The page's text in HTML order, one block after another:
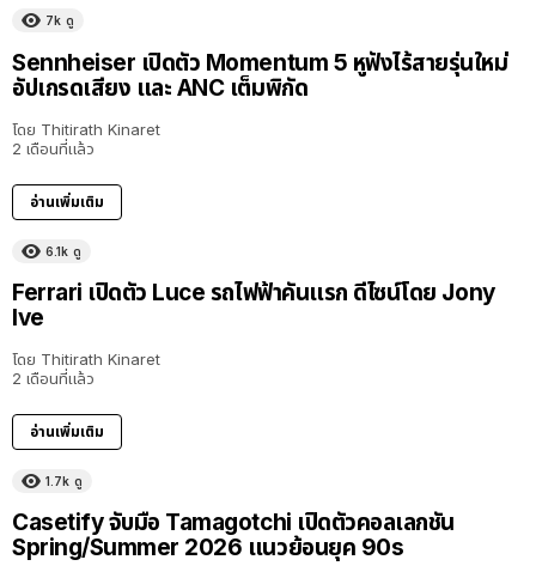
7k ดู
Sennheiser เปิดตัว Momentum 5 หูฟังไร้สายรุ่นใหม่
อัปเกรดเสียง และ ANC เต็มพิกัด
โดย Thitirath Kinaret
2 เดือนที่แล้ว
อ่านเพิ่มเติม
6.1k ดู
Ferrari เปิดตัว Luce รถไฟฟ้าคันแรก ดีไซน์โดย Jony
Ive
โดย Thitirath Kinaret
2 เดือนที่แล้ว
อ่านเพิ่มเติม
1.7k ดู
Casetify จับมือ Tamagotchi เปิดตัวคอลเลกชัน
Spring/Summer 2026 แนวย้อนยุค 90s